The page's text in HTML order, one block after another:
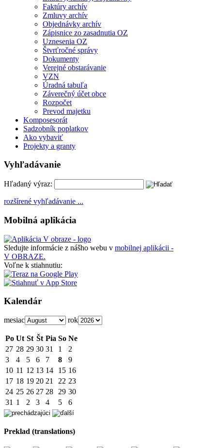
Faktúry archív
Zmluvy archív
Objednávky archív
Zápisnice zo zasadnutia OZ
Uznesenia OZ
Štvrťročné správy
Dokumenty
Verejné obstarávanie
VZN
Úradná tabuľa
Záverečný účet obce
Rozpočet
Prevod majetku
Komposesorát
Sadzobník poplatkov
Ako vybaviť
Projekty a granty
Vyhľadávanie
Hľadaný výraz:
rozšírené vyhľadávanie ...
Mobilná aplikácia
Sledujte informácie z nášho webu v mobilnej aplikácii -
V OBRAZE.
Voľne k stiahnutiu:
Kalendár
mesiac rok
Po Ut St Št Pia So Ne
27 28 29 30 31 1
2
3
4 5 6 7 8
9
10 11 12 13 14 15 16
17 18 19 20 21 22 23
24 25 26 27 28 29 30
31 1 2 3 4 5 6
Preklad (translations)